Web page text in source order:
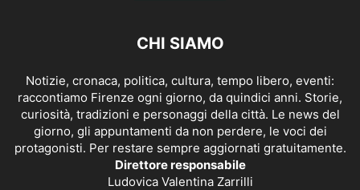
CHI SIAMO
Notizie, cronaca, politica, cultura, tempo libero, eventi:
raccontiamo Firenze ogni giorno, da quindici anni. Storie,
curiosità, tradizioni e personaggi della città. Le news del
giorno, gli appuntamenti da non perdere, le voci dei
protagonisti. Per restare sempre aggiornati gratuitamente.
Direttore responsabile
Ludovica Valentina Zarrilli